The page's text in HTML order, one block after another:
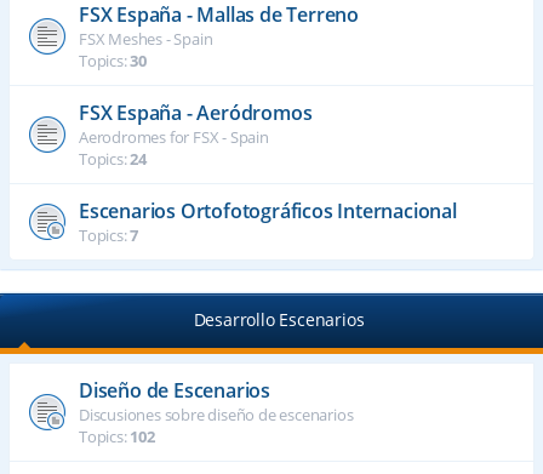
FSX España - Mallas de Terreno
FSX Meshes - Spain
Topics:30
FSX España - Aeródromos
Aerodromes for FSX - Spain
Topics:24
Escenarios Ortofotográficos Internacional
Topics:7
Desarrollo Escenarios
Diseño de Escenarios
Discusiones sobre diseño de escenarios
Topics:102